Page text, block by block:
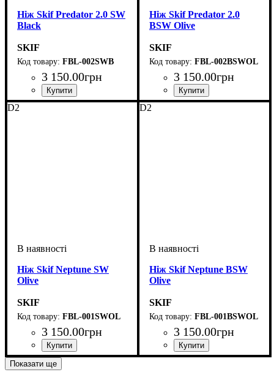
Ніж Skif Predator 2.0 SW
Black
SKIF
FBL-002SWB
3 150.00грн
Ніж Skif Predator 2.0
BSW Olive
SKIF
FBL-002BSWOL
3 150.00грн
D2
Ніж Skif Neptune SW
Olive
SKIF
FBL-001SWOL
3 150.00грн
D2
Ніж Skif Neptune BSW
Olive
SKIF
FBL-001BSWOL
3 150.00грн
Показати ще